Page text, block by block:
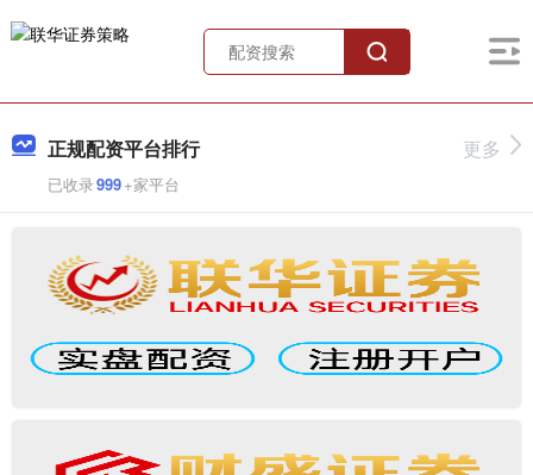
正规配资平台排行
已收录999+家平台
更多